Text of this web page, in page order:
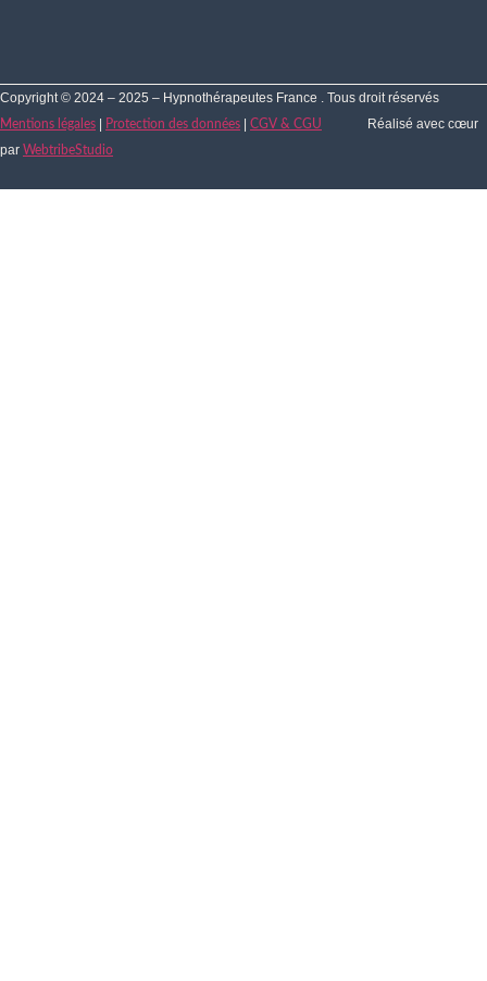
Copyright © 2024 – 2025 – Hypnothérapeutes France . Tous droit réservés
Mentions légales Protection des données CGV & CGU
Réalisé avec cœur
par WebtribeStudio